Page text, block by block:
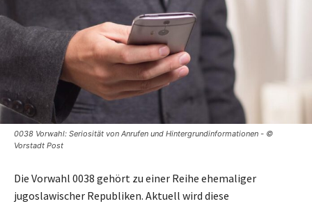
0038 Vorwahl: Seriosität von Anrufen und Hintergrundinformationen - ©
Vorstadt Post
Die Vorwahl 0038 gehört zu einer Reihe ehemaliger
jugoslawischer Republiken. Aktuell wird diese